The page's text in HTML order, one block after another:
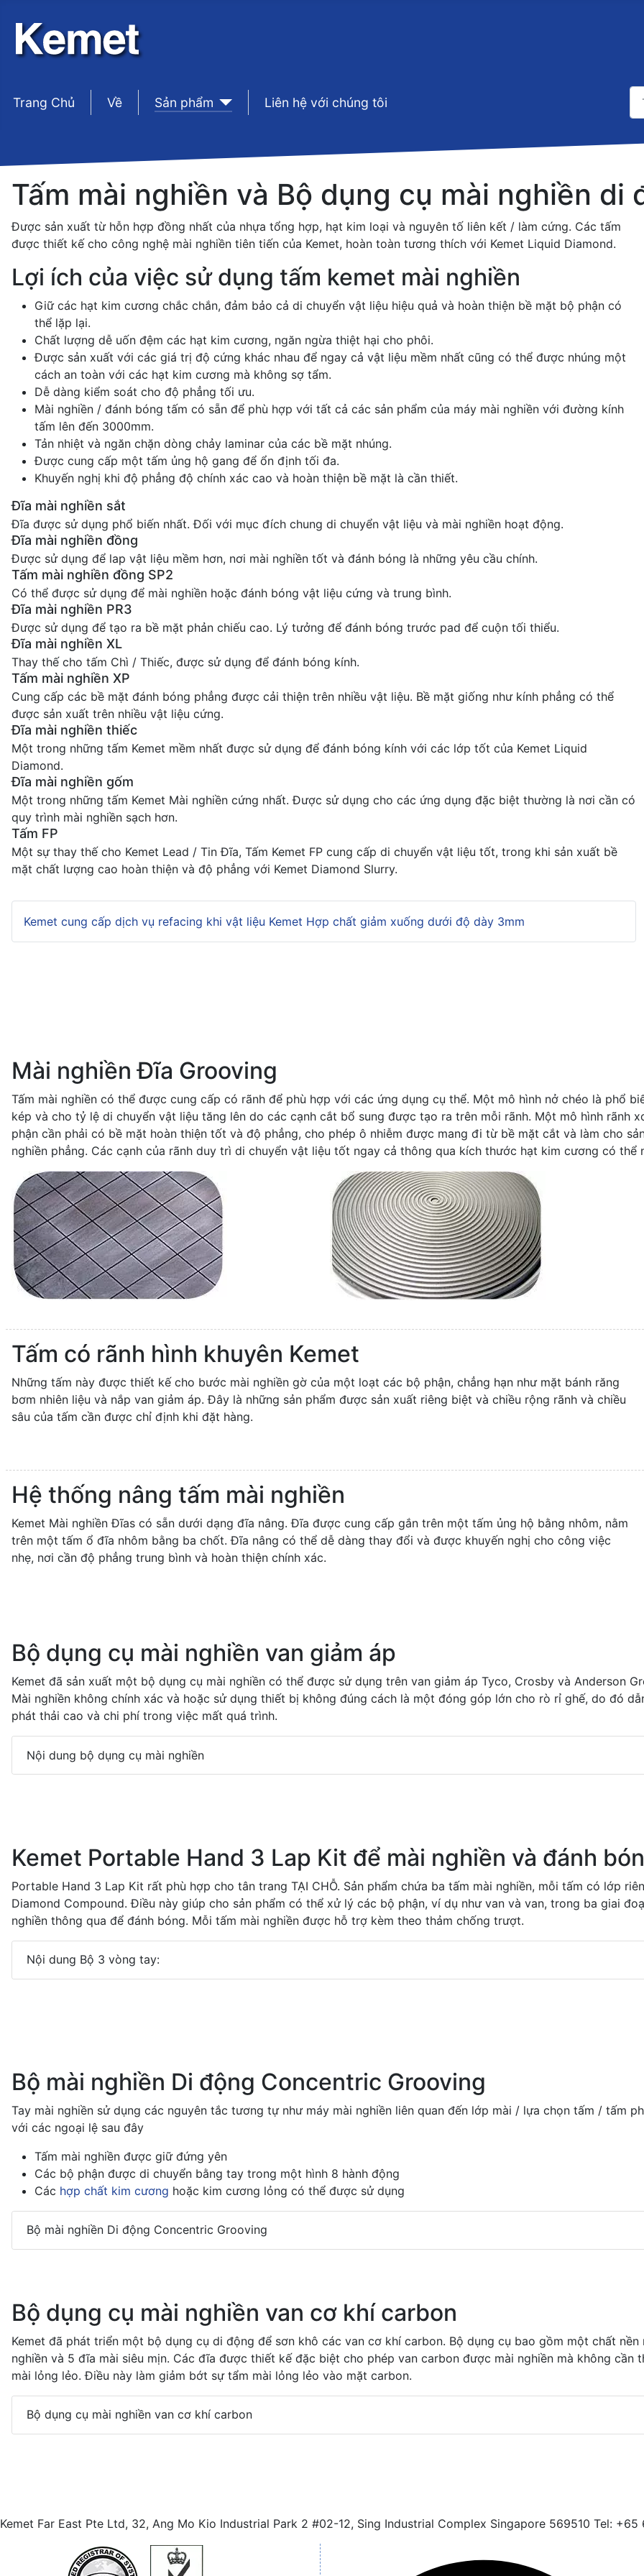
Trang Chủ sep1
Về sep1Sản phẩm sep1Liên hệ với chúng tôi
Tấm mài nghiền và Bộ dụng cụ mài nghiền di
Được sản xuất từ hỗn hợp đồng nhất của nhựa tổng hợp, hạt kim loại và nguyên tố liên kết / làm cứng. Các tấm
được thiết kế cho công nghệ mài nghiền tiên tiến của Kemet, hoàn toàn tương thích với Kemet Liquid Diamond.
Lợi ích của việc sử dụng tấm kemet mài nghiền
Giữ các hạt kim cương chắc chắn, đảm bảo cả di chuyển vật liệu hiệu quả và hoàn thiện bề mặt bộ phận có
thể lặp lại.
Chất lượng dễ uốn đệm các hạt kim cương, ngăn ngừa thiệt hại cho phôi.
Được sản xuất với các giá trị độ cứng khác nhau để ngay cả vật liệu mềm nhất cũng có thể được nhúng một
cách an toàn với các hạt kim cương mà không sợ tẩm.
Dễ dàng kiểm soát cho độ phẳng tối ưu.
Mài nghiền / đánh bóng tấm có sẵn để phù hợp với tất cả các sản phẩm của máy mài nghiền với đường kính
tấm lên đến 3000mm.
Tản nhiệt và ngăn chặn dòng chảy laminar của các bề mặt nhúng.
Được cung cấp một tấm ủng hộ gang để ổn định tối đa.
Khuyến nghị khi độ phẳng độ chính xác cao và hoàn thiện bề mặt là cần thiết.
Đĩa mài nghiền sắt
Đĩa được sử dụng phổ biến nhất. Đối với mục đích chung di chuyển vật liệu và mài nghiền hoạt động.
Đĩa mài nghiền đồng
Được sử dụng để lap vật liệu mềm hơn, nơi mài nghiền tốt và đánh bóng là những yêu cầu chính.
Tấm mài nghiền đồng SP2
Có thể được sử dụng để mài nghiền hoặc đánh bóng vật liệu cứng và trung bình.
Đĩa mài nghiền PR3
Được sử dụng để tạo ra bề mặt phản chiếu cao. Lý tưởng để đánh bóng trước pad để cuộn tối thiểu.
Đĩa mài nghiền XL
Thay thế cho tấm Chì / Thiếc, được sử dụng để đánh bóng kính.
Tấm mài nghiền XP
Cung cấp các bề mặt đánh bóng phẳng được cải thiện trên nhiều vật liệu. Bề mặt giống như kính phẳng có thể
được sản xuất trên nhiều vật liệu cứng.
Đĩa mài nghiền thiếc
Một trong những tấm Kemet mềm nhất được sử dụng để đánh bóng kính với các lớp tốt của Kemet Liquid
Diamond.
Đĩa mài nghiền gốm
Một trong những tấm Kemet Mài nghiền cứng nhất. Được sử dụng cho các ứng dụng đặc biệt thường là nơi cần có
quy trình mài nghiền sạch hơn.
Tấm FP
Một sự thay thế cho Kemet Lead / Tin Đĩa, Tấm Kemet FP cung cấp di chuyển vật liệu tốt, trong khi sản xuất bề
mặt chất lượng cao hoàn thiện và độ phẳng với Kemet Diamond Slurry.
Kemet cung cấp dịch vụ refacing khi vật liệu Kemet Hợp chất giảm xuống dưới độ dày 3mm
Mài nghiền Đĩa Grooving
Tấm mài nghiền có thể được cung cấp có rãnh để phù hợp với các ứng dụng cụ thể. Một mô hình nở chéo là phổ
kép và cho tỷ lệ di chuyển vật liệu tăng lên do các cạnh cắt bổ sung được tạo ra trên mỗi rãnh. Một mô hình rãnh
phận cần phải có bề mặt hoàn thiện tốt và độ phẳng, cho phép ô nhiễm được mang đi từ bề mặt cắt và làm cho
nghiền phẳng. Các cạnh của rãnh duy trì di chuyển vật liệu tốt ngay cả thông qua kích thước hạt kim cương có thể
Tấm có rãnh hình khuyên Kemet
Những tấm này được thiết kế cho bước mài nghiền gờ của một loạt các bộ phận, chẳng hạn như mặt bánh răng
bơm nhiên liệu và nắp van giảm áp. Đây là những sản phẩm được sản xuất riêng biệt và chiều rộng rãnh và chiều
sâu của tấm cần được chỉ định khi đặt hàng.
Hệ thống nâng tấm mài nghiền
Kemet Mài nghiền Đĩas có sẵn dưới dạng đĩa nâng. Đĩa được cung cấp gắn trên một tấm ủng hộ bằng nhôm, nằm
trên một tấm ổ đĩa nhôm bằng ba chốt. Đĩa nâng có thể dễ dàng thay đổi và được khuyến nghị cho công việc
nhẹ, nơi cần độ phẳng trung bình và hoàn thiện chính xác.
Bộ dụng cụ mài nghiền van giảm áp
Kemet đã sản xuất một bộ dụng cụ mài nghiền có thể được sử dụng trên van giảm áp Tyco, Crosby và Anderson
Mài nghiền không chính xác và hoặc sử dụng thiết bị không đúng cách là một đóng góp lớn cho rò rỉ ghế, do đó
phát thải cao và chi phí trong việc mất quá trình.
Nội dung bộ dụng cụ mài nghiền
Kemet Portable Hand 3 Lap Kit để mài nghiền và đánh
Portable Hand 3 Lap Kit rất phù hợp cho tân trang TẠI CHỖ. Sản phẩm chứa ba tấm mài nghiền, mỗi tấm có lớp
Diamond Compound. Điều này giúp cho sản phẩm có thể xử lý các bộ phận, ví dụ như van và van, trong ba giai
nghiền thông qua để đánh bóng. Mỗi tấm mài nghiền được hỗ trợ kèm theo thảm chống trượt.
Nội dung Bộ 3 vòng tay:
Bộ mài nghiền Di động Concentric Grooving
Tay mài nghiền sử dụng các nguyên tắc tương tự như máy mài nghiền liên quan đến lớp mài / lựa chọn tấm / tấm
với các ngoại lệ sau đây
Tấm mài nghiền được giữ đứng yên
Các bộ phận được di chuyển bằng tay trong một hình 8 hành động
Các hợp chất kim cương hoặc kim cương lỏng có thể được sử dụng
Bộ mài nghiền Di động Concentric Grooving
Bộ dụng cụ mài nghiền van cơ khí carbon
Kemet đã phát triển một bộ dụng cụ di động để sơn khô các van cơ khí carbon. Bộ dụng cụ bao gồm một chất nền
nghiền và 5 đĩa mài siêu mịn. Các đĩa được thiết kế đặc biệt cho phép van carbon được mài nghiền mà không cần
mài lỏng lẻo. Điều này làm giảm bớt sự tẩm mài lỏng lẻo vào mặt carbon.
Bộ dụng cụ mài nghiền van cơ khí carbon
Kemet Far East Pte Ltd, 32, Ang Mo Kio Industrial Park 2 #02-12, Sing Industrial Complex Singapore 569510 Tel: